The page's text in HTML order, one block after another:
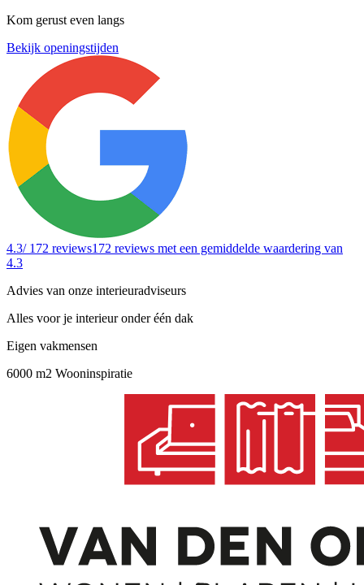
Kom gerust even langs
Bekijk openingstijden
4.3/ 172 reviews172 reviews met een gemiddelde waardering van
4.3
Advies van onze interieuradviseurs
Alles voor je interieur onder één dak
Eigen vakmensen
6000 m2 Wooninspiratie